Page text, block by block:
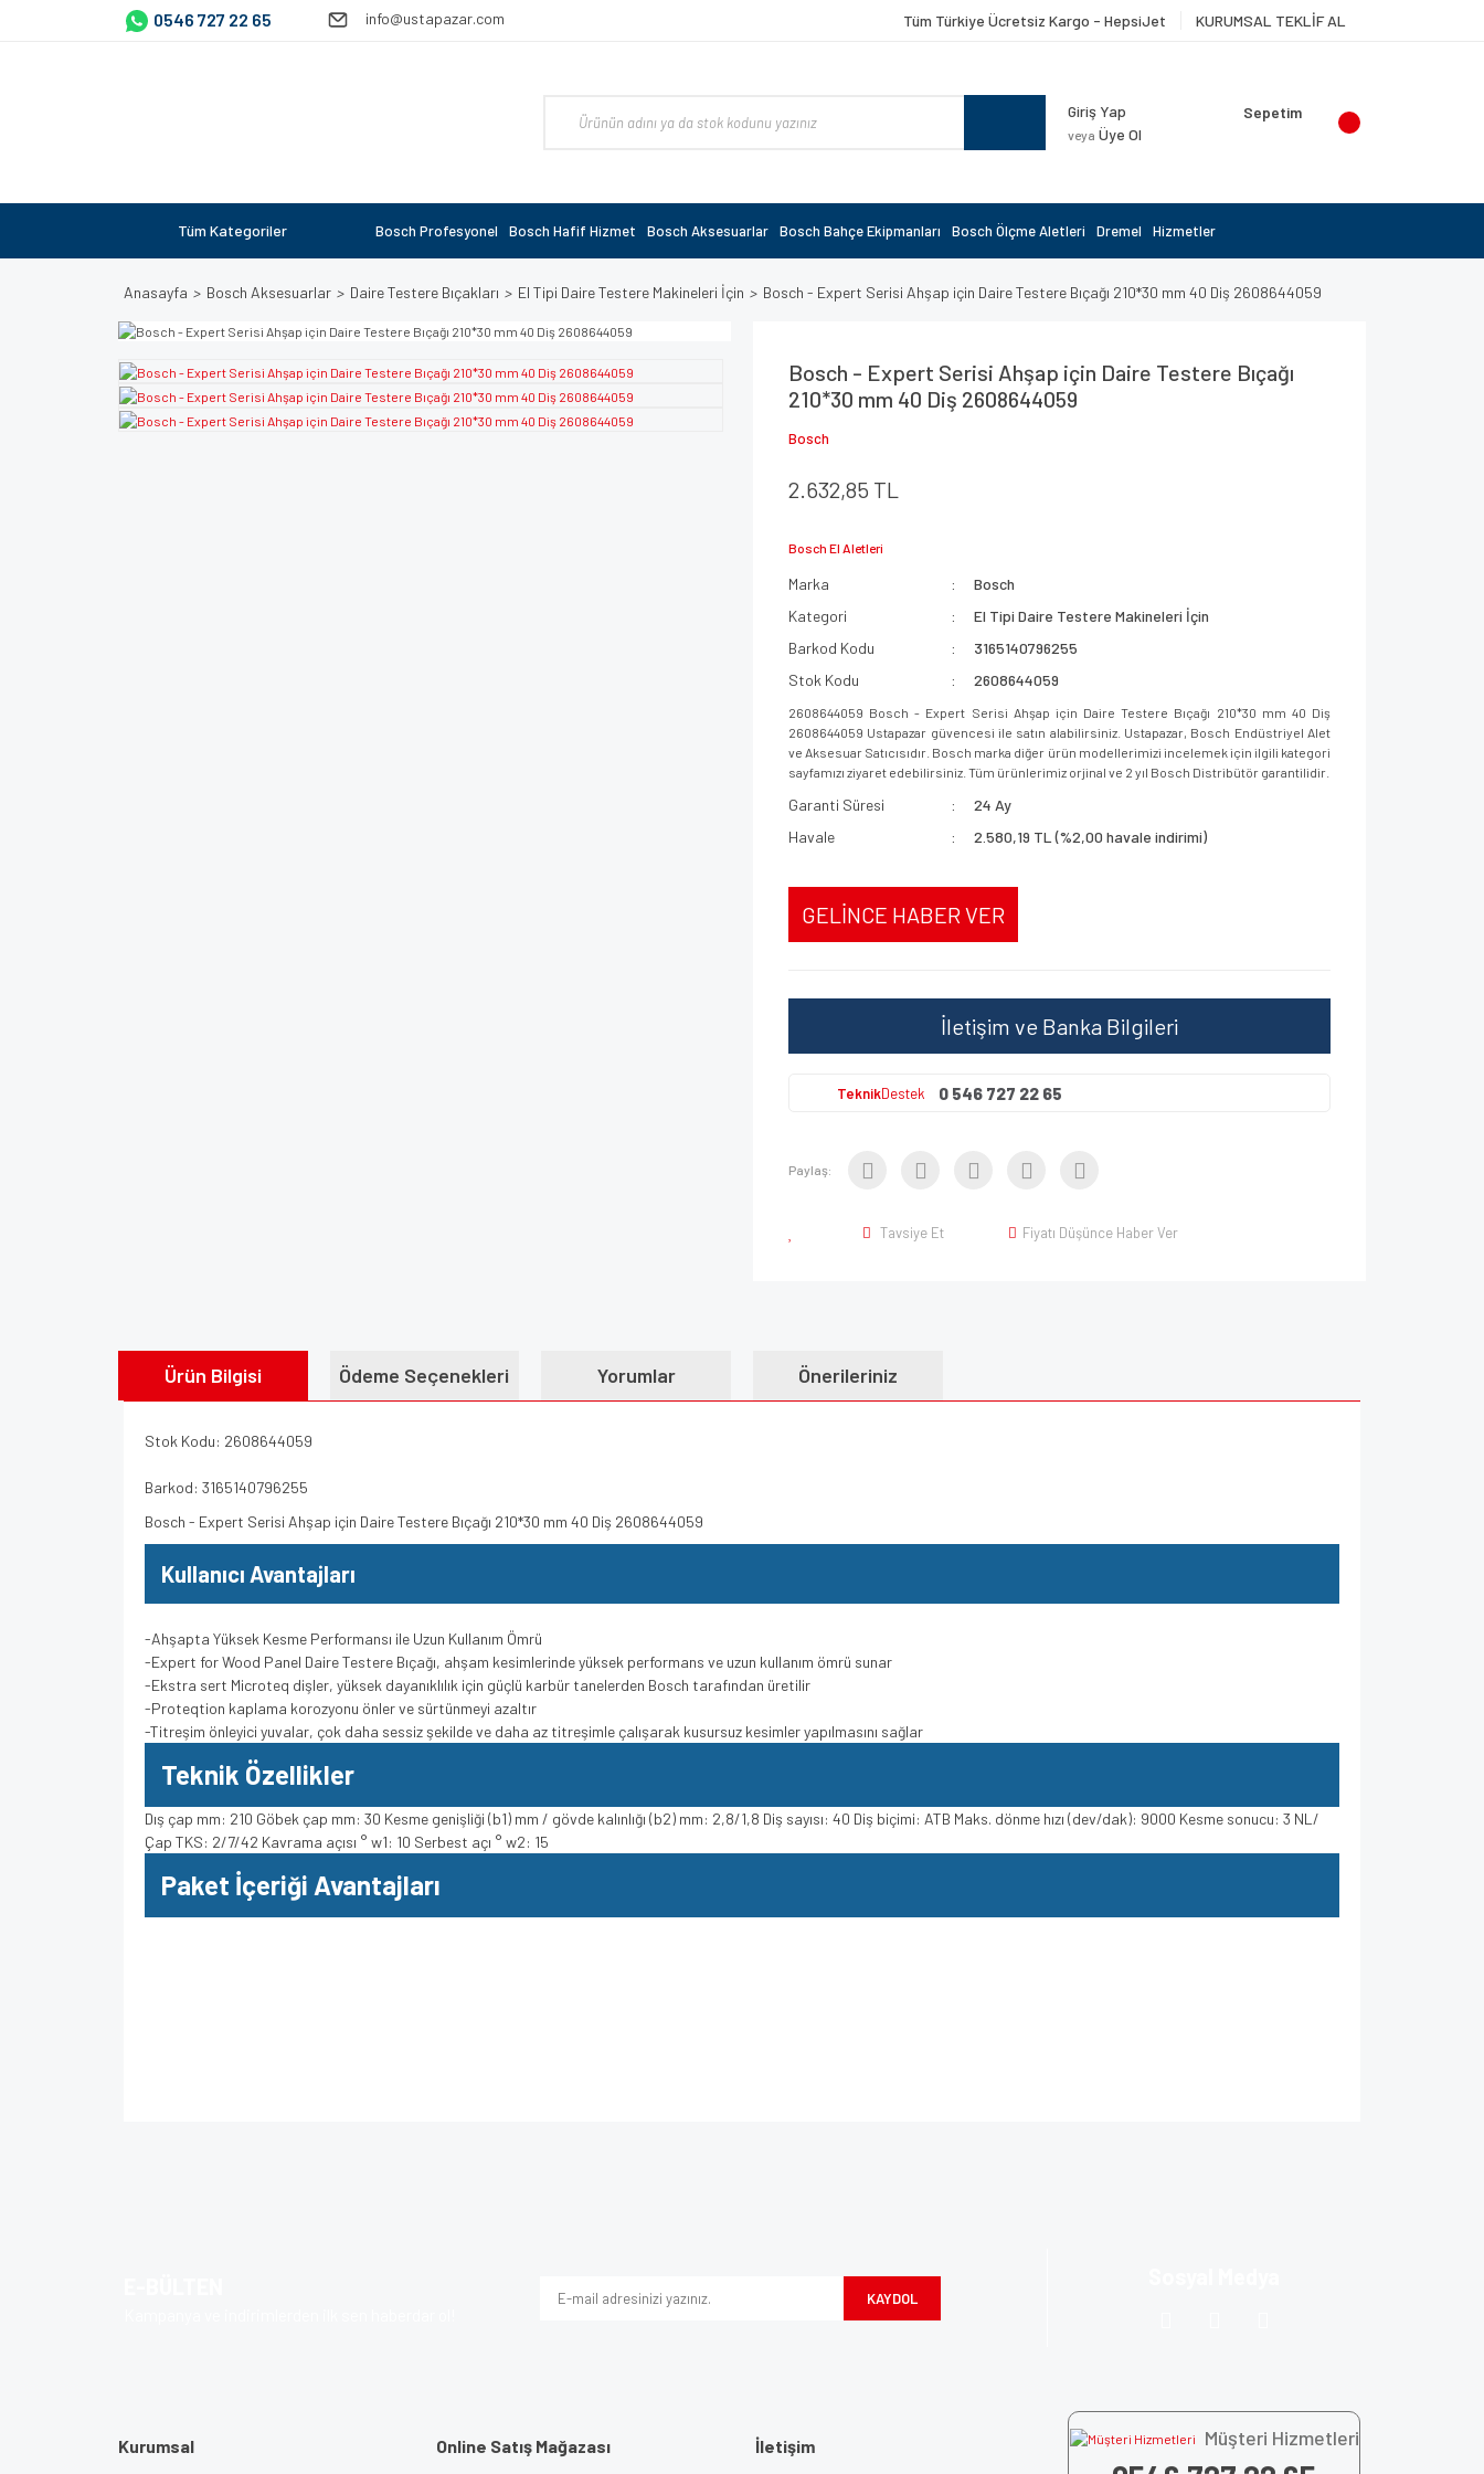
0546 727 22 65 info@ustapazar.com Tüm Türkiye Ücretsiz Kargo - HepsiJet KURUMSAL TEKLİF AL
Giriş Yap
veya Üye Ol
Sepetim
Tüm Kategoriler Bosch Profesyonel Bosch Hafif Hizmet Bosch Aksesuarlar Bosch Bahçe Ekipmanları Bosch Ölçme Aletleri Dremel Hizmetler
Anasayfa Bosch Aksesuarlar Daire Testere Bıçakları El Tipi Daire Testere Makineleri İçin Bosch - Expert Serisi Ahşap için Daire Testere Bıçağı 210*30 mm 40 Diş 2608644059
Bosch - Expert Serisi Ahşap için Daire Testere Bıçağı
210*30 mm 40 Diş 2608644059
Bosch
2.632,85 TL
Bosch El Aletleri
Marka
Bosch
Kategori
El Tipi Daire Testere Makineleri İçin
Barkod Kodu
3165140796255
Stok Kodu
2608644059
2608644059 Bosch - Expert Serisi Ahşap için Daire Testere Bıçağı 210*30 mm 40 Diş
2608644059 Ustapazar güvencesi ile satın alabilirsiniz. Ustapazar, Bosch Endüstriyel Alet
ve Aksesuar Satıcısıdır. Bosch marka diğer ürün modellerimizi incelemek için ilgili kategori
sayfamızı ziyaret edebilirsiniz. Tüm ürünlerimiz orjinal ve 2 yıl Bosch Distribütör garantilidir.
Garanti Süresi
24 Ay
Havale
2.580,19 TL (%2,00 havale indirimi)
GELİNCE HABER VER
İletişim ve Banka Bilgileri
TeknikDestek 0 546 727 22 65
Paylaş:
Tavsiye Et Fiyatı Düşünce Haber Ver
Ürün Bilgisi Ödeme Seçenekleri Yorumlar Önerileriniz
Stok Kodu: 2608644059
Barkod: 3165140796255
Bosch - Expert Serisi Ahşap için Daire Testere Bıçağı 210*30 mm 40 Diş 2608644059
Kullanıcı Avantajları
-Ahşapta Yüksek Kesme Performansı ile Uzun Kullanım Ömrü
-Expert for Wood Panel Daire Testere Bıçağı, ahşam kesimlerinde yüksek performans ve uzun kullanım ömrü sunar
-Ekstra sert Microteq dişler, yüksek dayanıklılık için güçlü karbür tanelerden Bosch tarafından üretilir
-Proteqtion kaplama korozyonu önler ve sürtünmeyi azaltır
-Titreşim önleyici yuvalar, çok daha sessiz şekilde ve daha az titreşimle çalışarak kusursuz kesimler yapılmasını sağlar
Teknik Özellikler
Dış çap mm: 210 Göbek çap mm: 30 Kesme genişliği (b1) mm / gövde kalınlığı (b2) mm: 2,8/1,8 Diş sayısı: 40 Diş biçimi: ATB Maks. dönme hızı (dev/dak): 9000 Kesme sonucu: 3 NL/
Çap TKS: 2/7/42 Kavrama açısı ° w1: 10 Serbest açı ° w2: 15
Paket İçeriği Avantajları
KAYDOL
Kurumsal Online Satış Mağazası İletişim Müşteri Hizmetleri